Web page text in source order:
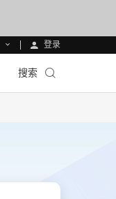
登录
搜索